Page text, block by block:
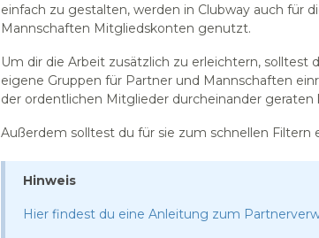
einfach zu gestalten, werden in Clubway auch für
Mannschaften Mitgliedskonten genutzt.
Um dir die Arbeit zusätzlich zu erleichtern, solltest
eigene Gruppen für Partner und Mannschaften
der ordentlichen Mitglieder durcheinander geraten
Außerdem solltest du für sie zum schnellen
Hinweis
Hier findest du eine Anleitung zum